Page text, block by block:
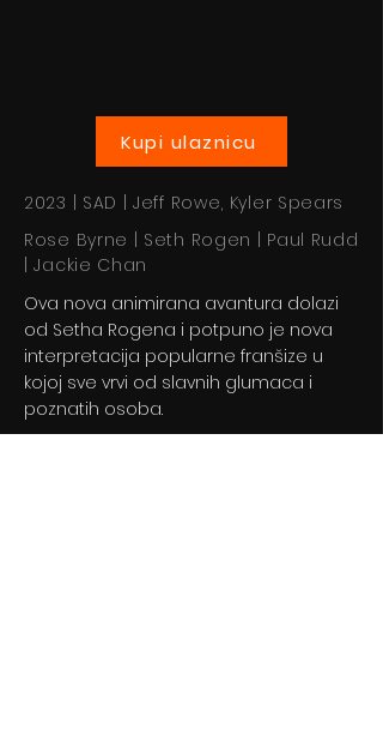
Kupi ulaznicu
2023 | SAD | Jeff Rowe, Kyler Spears
Rose Byrne | Seth Rogen | Paul Rudd
| Jackie Chan
Ova nova animirana avantura dolazi
od Setha Rogena i potpuno je nova
interpretacija popularne franšize u
kojoj sve vrvi od slavnih glumaca i
poznatih osoba.